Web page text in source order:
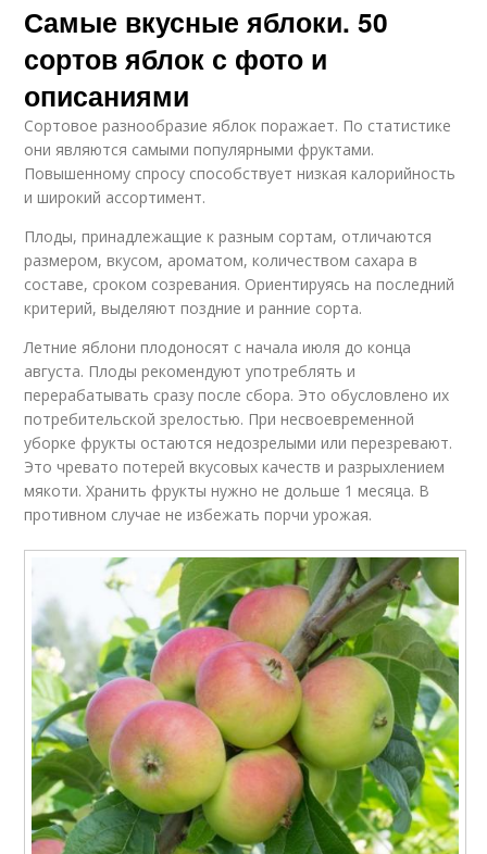
Самые вкусные яблоки. 50
сортов яблок с фото и
описаниями
Сортовое разнообразие яблок поражает. По статистике
они являются самыми популярными фруктами.
Повышенному спросу способствует низкая калорийность
и широкий ассортимент.
Плоды, принадлежащие к разным сортам, отличаются
размером, вкусом, ароматом, количеством сахара в
составе, сроком созревания. Ориентируясь на последний
критерий, выделяют поздние и ранние сорта.
Летние яблони плодоносят с начала июля до конца
августа. Плоды рекомендуют употреблять и
перерабатывать сразу после сбора. Это обусловлено их
потребительской зрелостью. При несвоевременной
уборке фрукты остаются недозрелыми или перезревают.
Это чревато потерей вкусовых качеств и разрыхлением
мякоти. Хранить фрукты нужно не дольше 1 месяца. В
противном случае не избежать порчи урожая.